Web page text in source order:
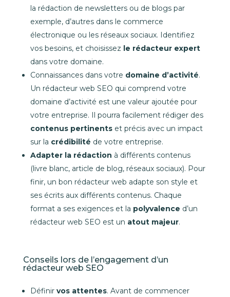
la rédaction de newsletters ou de blogs par
exemple, d’autres dans le commerce
électronique ou les réseaux sociaux. Identifiez
vos besoins, et choisissez le rédacteur expert
dans votre domaine.
Connaissances dans votre domaine d’activité.
Un rédacteur web SEO qui comprend votre
domaine d’activité est une valeur ajoutée pour
votre entreprise. Il pourra facilement rédiger des
contenus pertinentset précis avec un impact
sur la crédibilité de votre entreprise.
Adapter la rédaction à différents contenus
(livre blanc, article de blog, réseaux sociaux). Pour
finir, un bon rédacteur web adapte son style et
ses écrits aux différents contenus. Chaque
format a ses exigences et la polyvalence d’un
rédacteur web SEO est un atout majeur.
Conseils lors de l’engagement d’un
rédacteur web SEO
Définir vos attentes. Avant de commencer